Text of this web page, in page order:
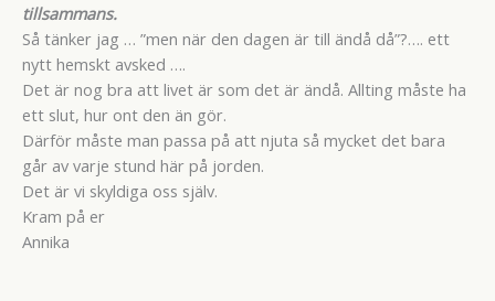
tillsammans.
Så tänker jag … ”men när den dagen är till ändå då”?…. ett
nytt hemskt avsked ….
Det är nog bra att livet är som det är ändå. Allting måste ha
ett slut, hur ont den än gör.
Därför måste man passa på att njuta så mycket det bara
går av varje stund här på jorden.
Det är vi skyldiga oss själv.
Kram på er
Annika